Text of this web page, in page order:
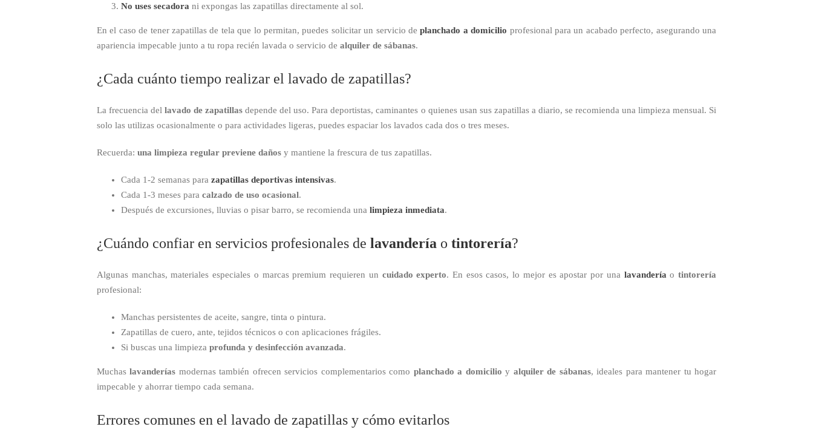
No uses secadora ni expongas las zapatillas directamente al sol.
En el caso de tener zapatillas de tela que lo permitan, puedes solicitar un servicio deplanchado a domicilio profesional para un acabado perfecto, asegurando una
apariencia impecable junto a tu ropa recién lavada o servicio de alquiler de sábanas.
¿Cada cuánto tiempo realizar el lavado de zapatillas?
La frecuencia dellavado de zapatillas depende del uso. Para deportistas, caminantes o quienes usan sus zapatillas a diario, se recomienda una limpieza mensual. Si
solo las utilizas ocasionalmente o para actividades ligeras, puedes espaciar los lavados cada dos o tres meses.
Recuerda: una limpieza regular previene daños y mantiene la frescura de tus zapatillas.
Cada 1-2 semanas para zapatillas deportivas intensivas.
Cada 1-3 meses para calzado de uso ocasional.
Después de excursiones, lluvias o pisar barro, se recomienda una limpieza inmediata.
¿Cuándo confiar en servicios profesionales de lavandería o tintorería?
Algunas manchas, materiales especiales o marcas premium requieren un cuidado experto. En esos casos, lo mejor es apostar por una lavanderíaotintorería
profesional:
Manchas persistentes de aceite, sangre, tinta o pintura.
Zapatillas de cuero, ante, tejidos técnicos o con aplicaciones frágiles.
Si buscas una limpieza profunda y desinfección avanzada.
Muchaslavanderías modernas también ofrecen servicios complementarios como planchado a domicilio y alquiler de sábanas, ideales para mantener tu hogar
impecable y ahorrar tiempo cada semana.
Errores comunes en el lavado de zapatillas y cómo evitarlos